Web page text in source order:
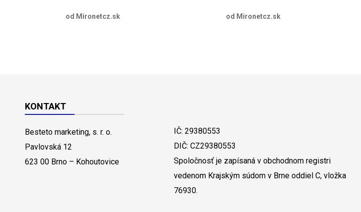
od Mironetcz.sk od Mironetcz.sk
KONTAKT
Besteto marketing, s. r. o.
Pavlovská 12
623 00 Brno – Kohoutovice
IČ: 29380553
DIČ: CZ29380553
Spoločnosť je zapísaná v obchodnom registri
vedenom Krajským súdom v Brne oddiel C, vložka
76930.